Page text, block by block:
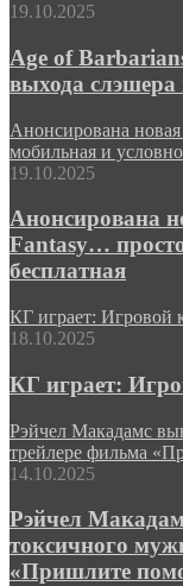
19.10.2025
Age of
выхода слэшера
Анонсирована
мобильная и
19.10.2025
Анонсирована
Fantasy…
бесплатная
КГ играет: Игровой
18.10.2025
КГ играет:
Рэйчел Макадамс
трейлере фильма
14.10.2025
Рэйчел
токсичного
«Пришлите